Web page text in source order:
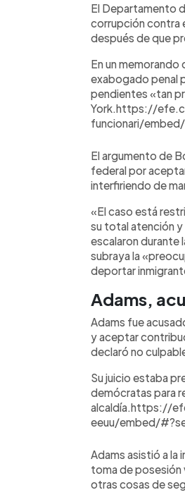
El Departamento
corrupción contra
después de que
En un
exabogado penal
pendientes «tan
York.https://
funcionari/
El argumento de
federal por
interfiriendo de
«El caso está
su total atención y
escalaron durante
subraya la
deportar
Adams,
Adams fue
y aceptar
declaró no
Su juicio estaba
demócratas para
alcaldía.https://
eeuu/embed/
Adams asistió a la
toma de posesión
otras cosas de